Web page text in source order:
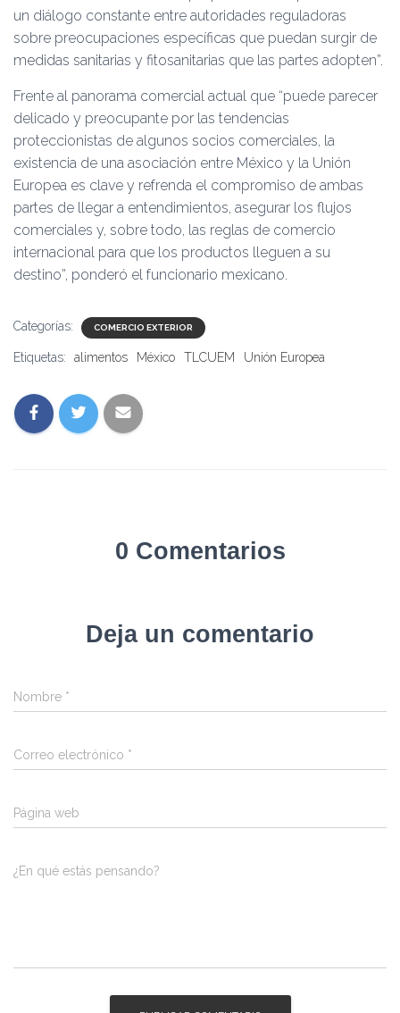
un diálogo constante entre autoridades reguladoras
sobre preocupaciones específicas que puedan surgir de
medidas sanitarias y fitosanitarias que las partes adopten”.
Frente al panorama comercial actual que “puede parecer
delicado y preocupante por las tendencias
proteccionistas de algunos socios comerciales, la
existencia de una asociación entre México y la Unión
Europea es clave y refrenda el compromiso de ambas
partes de llegar a entendimientos, asegurar los flujos
comerciales y, sobre todo, las reglas de comercio
internacional para que los productos lleguen a su
destino”, ponderó el funcionario mexicano.
Categorías: COMERCIO EXTERIOR
Etiquetas: alimentos México TLCUEM Unión Europea
0 Comentarios
Deja un comentario
Nombre *
Correo electrónico *
Página web
¿En qué estás pensando?